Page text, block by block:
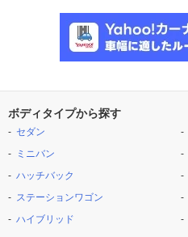
ボディタイプから探す
セダン
ミニバン
ハッチバック
ステーションワゴン
ハイブリッド